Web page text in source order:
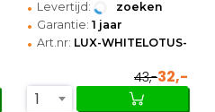
• Levertijd: zoeken
• Garantie: 1 jaar
• Art.nr: LUX-WHITELOTUS-
43,-32,-
1